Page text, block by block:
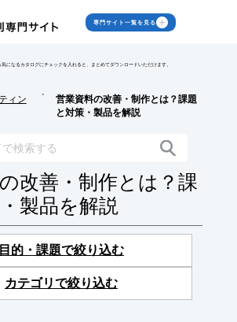
専門サイト一覧を見る
になるカタログにチェックを入れると、まとめてダウンロードいただけます。
ィン
>
営業資料の改善・制作とは？課題
と対策・製品を解説
改善・制作とは？課
製品を解説
目的・課題で絞り込む
カテゴリで絞り込む